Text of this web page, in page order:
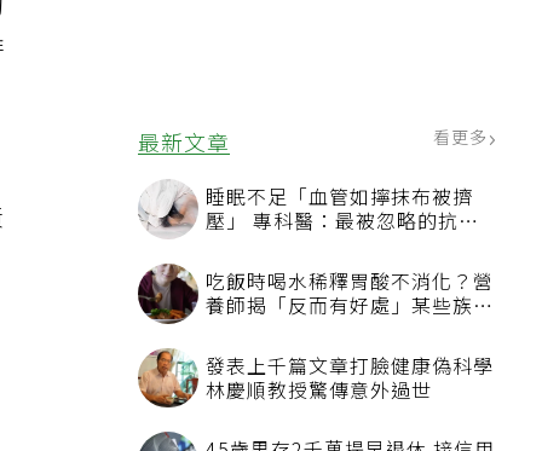
最新文章 看更多
睡眠不足「血管如擰抹布被擠
壓」 專科醫：最被忽略的抗老
吃飯時喝水稀釋胃酸不消化？營
養師揭「反而有好處」某些族群
發表上千篇文章打臉健康偽科學
林慶順教授驚傳意外過世